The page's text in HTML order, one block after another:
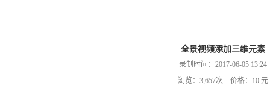
全景视频添加三维元素
录制时间：2017-06-05 13:24
浏览：3,657次 价格：10 元